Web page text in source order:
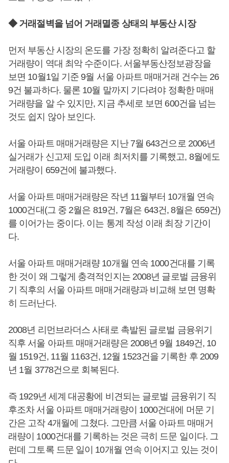
◆ 거래절벽을 넘어 거래멸종 상태의 부동산 시장
먼저 부동산 시장의 온도를 가장 정확히 알려준다고 할
거래량이 역대 최악 수준이다. 서울부동산정보광장을
보면 10월1일 기준 9월 서울 아파트 매매거래 건수는 26
9건 불과하다. 물론 10월 말까지 기다려야 정확한 매매
거래량을 알 수 있지만, 지금 추세로 보면 600건을 넘는
것도 쉽지 않아 보인다.
서울 아파트 매매거래량은 지난 7월 643건으로 2006년
실거래가 신고제 도입 이래 최저치를 기록했고, 8월에도
거래량이 659건에 불과했다.
서울 아파트 매매거래량은 작년 11월부터 10개월 연속
1000건대(그 중 2월은 819건, 7월은 643건, 8월은 659건)
를 이어가는 중이다. 이는 통계 작성 이래 최장 기간이
다.
서울 아파트 매매거래량 10개월 연속 1000건대를 기록
한 것이 왜 그렇게 충격적인지는 2008년 글로벌 금융위
기 직후의 서울 아파트 매매거래량과 비교해 보면 명확
히 드러난다.
2008년 리먼브라더스 사태로 촉발된 글로벌 금융위기
직후 서울 아파트 매매거래량은 2008년 9월 1849건, 10
월 1519건, 11월 1163건, 12월 1523건을 기록한 후 2009
년 1월 3778건으로 회복된다.
즉 1929년 세계 대공황에 비견되는 글로벌 금융위기 직
후조차 서울 아파트 매매거래량이 1000건대에 머문 기
간은 고작 4개월에 그쳤다. 그만큼 서울 아파트 매매거
래량이 1000건대를 기록하는 것은 극히 드문 일이다. 그
런데 그토록 드문 일이 10개월 연속 이어지고 있는 것이